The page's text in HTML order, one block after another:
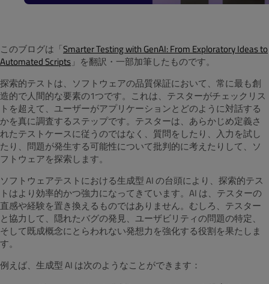
このブログは「Smarter Testing with GenAI: From Exploratory Ideas to
Automated Scripts 」を翻訳・一部加筆したものです。
探索的テストは、ソフトウェアの品質保証において、常に最も創
造的で人間的な要素の1つです。これは、テスターがチェックリス
トを超えて、ユーザーがアプリケーションとどのように対話する
かを真に調査するステップです。テスターは、あらかじめ定義さ
れたテストケースに従うのではなく、質問をしたり、入力を試し
たり、問題が発生する可能性について批判的に考えたりして、ソ
フトウェアを探索します。
ソフトウェアテストにおける生成型 AI の台頭により、探索的テス
トはより効率的かつ強力になってきています。AI は、テスターの
直感や経験を置き換えるものではありません。むしろ、テスター
と協力して、隠れたバグの発見、ユーザビリティの問題の特定、
そして既成概念にとらわれない発想力を強化する役割を果たしま
す。
例えば、生成型 AI は次のようなことができます：